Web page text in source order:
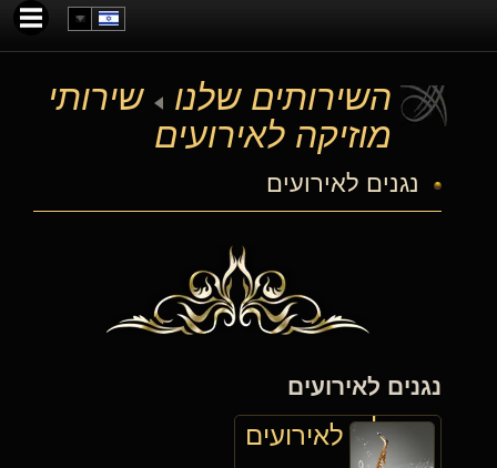
השירותים שלנו
שירותי
מוזיקה לאירועים
נגנים לאירועים
נגנים לאירועים
לאירועים